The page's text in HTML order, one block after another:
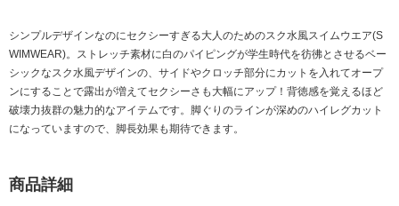
シンプルデザインなのにセクシーすぎる大人のためのスク水風スイムウエア(S
WIMWEAR)。ストレッチ素材に白のパイピングが学生時代を彷彿とさせるベー
シックなスク水風デザインの、サイドやクロッチ部分にカットを入れてオープ
ンにすることで露出が増えてセクシーさも大幅にアップ！背徳感を覚えるほど
破壊力抜群の魅力的なアイテムです。脚ぐりのラインが深めのハイレグカット
になっていますので、脚長効果も期待できます。
商品詳細